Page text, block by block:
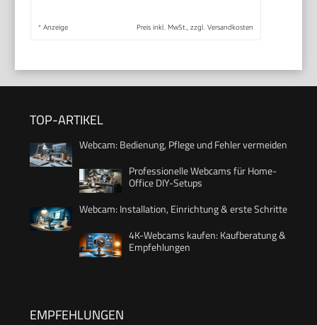
* Anzeige Preis inkl. MwSt., zzgl. Versandkosten
TOP-ARTIKEL
Webcam: Bedienung, Pflege und Fehler vermeiden
Professionelle Webcams für Home-
Office DIY-Setups
Webcam: Installation, Einrichtung & erste Schritte
4K-Webcams kaufen: Kaufberatung &
Empfehlungen
EMPFEHLUNGEN